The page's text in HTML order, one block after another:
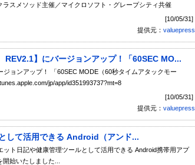
スメソッド主催／マイクロソフト・グレープシティ共催
[10/05/31]
提供元： valuepress
】にバージョンアップ！「60SEC MO...
ョンアップ！ 「60SEC MODE（60秒タイムアタックモー
jp/app/id351993737?mt=8
[10/05/31]
提供元： valuepress
して活用できる Android（アンド...
ト日記や健康管理ツールとして活用できる Android携帯用アプ
始いたしました...